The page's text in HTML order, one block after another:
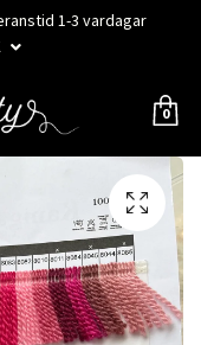
1-3 vardagar
0